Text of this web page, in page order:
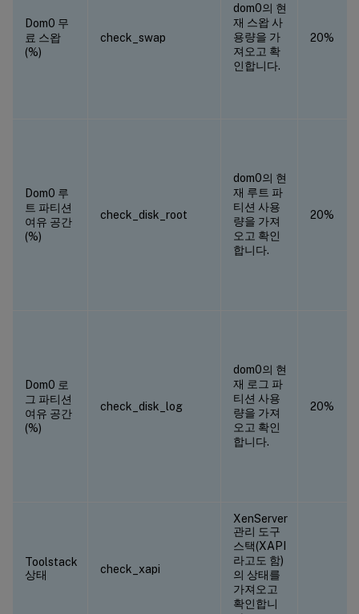
Dom0 무
료 스왑
(%)
check_swap
dom0의 현
재 스왑 사
용량을 가
져오고 확
인합니다.
20%
Dom0 루
트 파티션
여유 공간
(%)
check_disk_root
dom0의 현
재 루트 파
티션 사용
량을 가져
오고 확인
합니다.
20%
Dom0 로
그 파티션
여유 공간
(%)
check_disk_log
dom0의 현
재 로그 파
티션 사용
량을 가져
오고 확인
합니다.
20%
Toolstack
상태
check_xapi
XenServer
관리 도구
스택(XAPI
라고도 함)
의 상태를
가져오고
확인합니